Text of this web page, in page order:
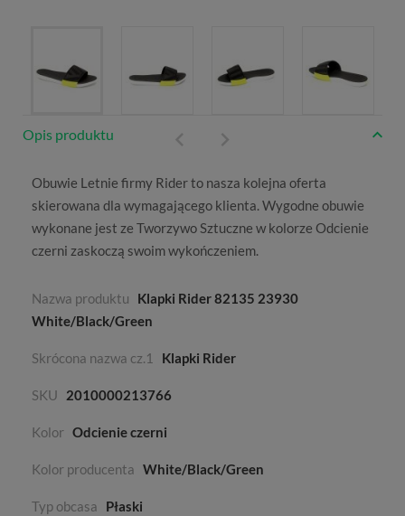
Opis produktu
Obuwie Letnie firmy Riderto nasza kolejna oferta
skierowana dla wymagającego klienta. Wygodne obuwie
wykonane jest ze Tworzywo Sztuczne w kolorze Odcienie
czerni zaskoczą swoim wykończeniem.
Nazwa produktu
Klapki Rider 82135 23930
White/Black/Green
Skrócona nazwa cz.1 Klapki Rider
SKU 2010000213766
Kolor Odcienie czerni
Kolor producenta White/Black/Green
Typ obcasa Płaski